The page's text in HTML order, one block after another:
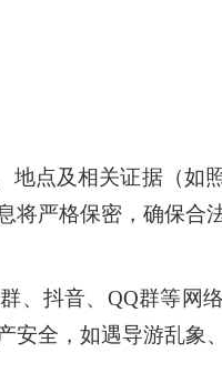
点及相关证据（如
严格保密，确保合
、抖音、QQ群等网
安全，如遇导游乱象